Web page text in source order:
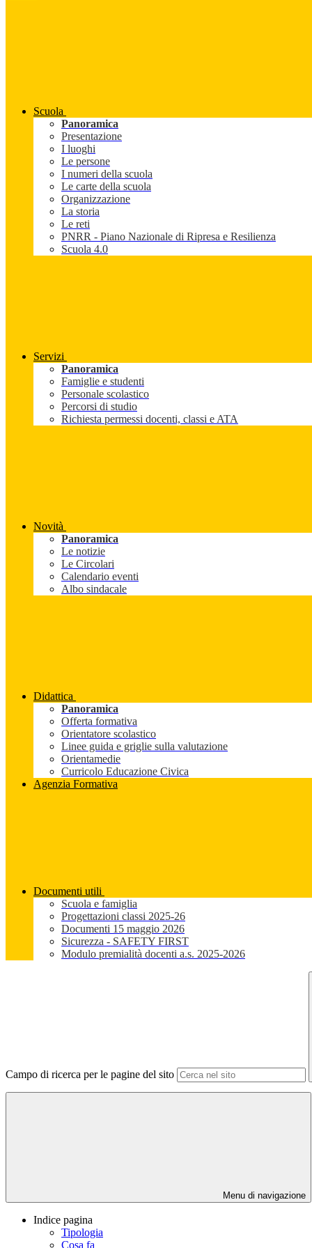
Scuola
Panoramica
Presentazione
I luoghi
Le persone
I numeri della scuola
Le carte della scuola
Organizzazione
La storia
Le reti
PNRR - Piano Nazionale di Ripresa e Resilienza
Scuola 4.0
Servizi
Panoramica
Famiglie e studenti
Personale scolastico
Percorsi di studio
Richiesta permessi docenti, classi e ATA
Novità
Panoramica
Le notizie
Le Circolari
Calendario eventi
Albo sindacale
Didattica
Panoramica
Offerta formativa
Orientatore scolastico
Linee guida e griglie sulla valutazione
Orientamedie
Curricolo Educazione Civica
Agenzia Formativa
Documenti utili
Scuola e famiglia
Progettazioni classi 2025-26
Documenti 15 maggio 2026
Sicurezza - SAFETY FIRST
Modulo premialità docenti a.s. 2025-2026
Campo di ricerca per le pagine del sito
Menu di navigazione
Indice pagina
Tipologia
Cosa fa